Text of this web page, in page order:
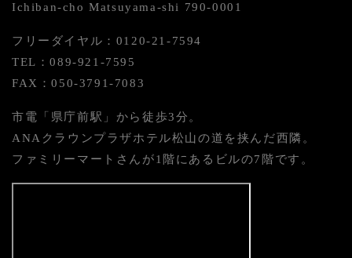
Ichiban-cho Matsuyama-shi 790-0001
フリーダイヤル：0120-21-7594
TEL：089-921-7595
FAX：050-3791-7083
市電「県庁前駅」から徒歩3分。
ANAクラウンプラザホテル松山の道を挟んだ西隣。
ファミリーマートさんが1階にあるビルの7階です。